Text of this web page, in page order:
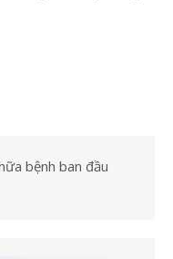
bệnh ban đầu